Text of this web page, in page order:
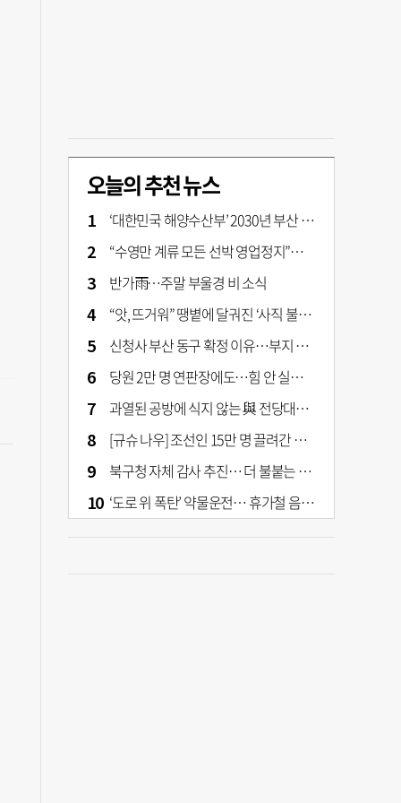
오늘의 추천 뉴스
‘대한민국 해양수산부’ 2030년 부산 북항시대 연다
“수영만 계류 모든 선박 영업정지”… 재개발 속도전
반가雨…주말 부울경 비 소식
“앗, 뜨거워” 땡볕에 달궈진 ‘사직 불가마’ 관중석 무려 70도
신청사 부산 동구 확정 이유…부지 용이성·접근성·집적 가능성이 운명 갈랐다 [해수부 북항 시대]
당원 2만 명 연판장에도…힘 안 실리는 ‘장동혁 사퇴’ 공세
과열된 공방에 식지 않는 與 전당대회… 호남·수도권 집중하는 후보들
[규슈 나우] 조선인 15만 명 끌려간 치쿠호 탄광… 대를 이은 진실 캐기
북구청 자체 감사 추진… 더 불붙는 북구 신청사 갈등
‘도로 위 폭탄’ 약물운전… 휴가철 음주와 병행 단속 [교통안전, 시민이 만든다]